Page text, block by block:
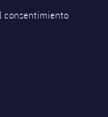
consentimiento